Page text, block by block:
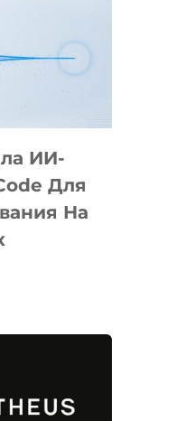
ИИ-
Для
На